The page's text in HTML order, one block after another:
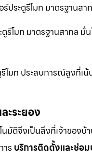
ประตูรีโมท มาตรฐานสา
รีโมท มาตรฐานสากล มั่น
โมท ประสบการณ์สูงที่เ
ะระยอง
มัติจึงเป็นสิ่งที่เจ้าของบ้า
ร บริการติดตั้งและซ่อม